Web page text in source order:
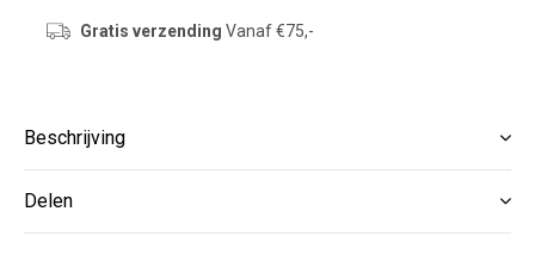
Gratis verzending Vanaf €75,-
Beschrijving
Delen